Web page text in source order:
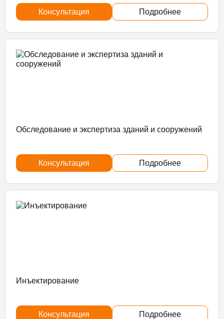
Консультация Подробнее
Обследование и экспертиза зданий и сооружений
Консультация Подробнее
Инъектирование
Консультация Подробнее